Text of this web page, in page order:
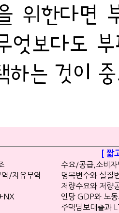
위한다면
엇보다도
하는 것이
[ 짧
수요/공급,소비
/자유무역
명목변수와 실질
저량수요와 저량
인당 GDP와 노
주택담보대출과